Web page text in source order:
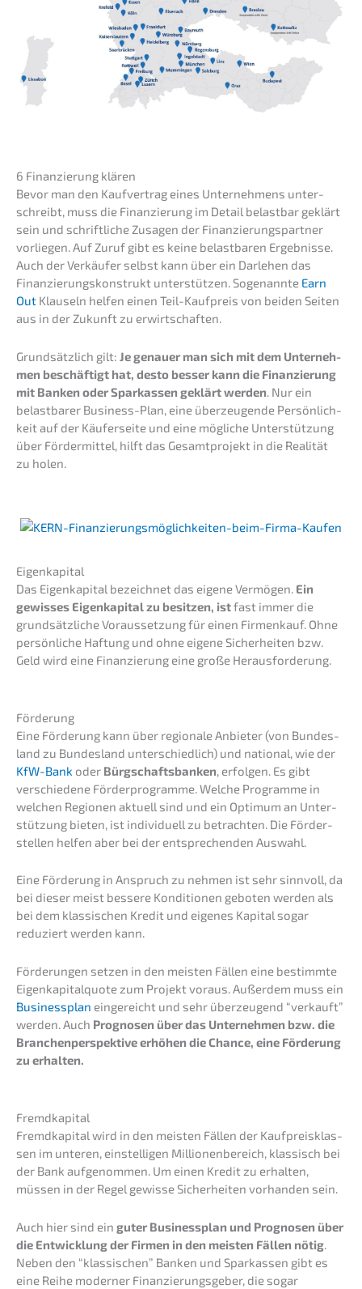
6 Finan­zie­rung klären
Bevor man den Kaufver­trag eines Unter­neh­mens unter­
schreibt, muss die Finan­zie­rung im Detail belast­bar geklärt
sein und schrift­li­che Zusagen der Finanz­ierungs­partner
vorlie­gen. Auf Zuruf gibt es keine belast­ba­ren Ergeb­nis­se.
Auch der Verkäu­fer selbst kann über ein Darle­hen das
Finan­zie­rungs­kon­strukt unter­stüt­zen. Sogenann­te Earn
Out Klauseln helfen einen Teil-Kaufpreis von beiden Seiten
aus in der Zukunft zu erwirtschaften.
Grund­sätz­lich gilt: Je genau­er man sich mit dem Unter­neh­
men beschäf­tigt hat, desto besser kann die Finan­zie­rung
mit Banken oder Sparkas­sen geklärt werden. Nur ein
belast­ba­rer Business-Plan, eine überzeu­gen­de Persön­lich­
keit auf der Käufer­sei­te und eine mögli­che Unter­stüt­zung
über Förder­mit­tel, hilft das Gesamt­pro­jekt in die Reali­tät
zu holen.
Eigen­ka­pi­tal
Das Eigen­ka­pi­tal bezeich­net das eigene Vermö­gen. Ein
gewis­ses Eigen­ka­pi­tal zu besit­zen, istfast immer die
grund­sätz­li­che Voraus­set­zung für einen Firmen­kauf. Ohne
persön­li­che Haftung und ohne eigene Sicher­hei­ten bzw.
Geld wird eine Finan­zie­rung eine große Herausforderung.
Förde­rung
Eine Förde­rung kann über regio­na­le Anbie­ter (von Bundes­
land zu Bundes­land unter­schied­lich) und natio­nal, wie der
KfW-Bank oder Bürgschafts­ban­ken , erfol­gen. Es gibt
verschie­de­ne Förder­pro­gram­me. Welche Program­me in
welchen Regio­nen aktuell sind und ein Optimum an Unter­
stüt­zung bieten, ist indivi­du­ell zu betrach­ten. Die Förder­
stel­len helfen aber bei der entspre­chen­den Auswahl.
Eine Förde­rung in Anspruch zu nehmen ist sehr sinnvoll, da
bei dieser meist besse­re Kondi­tio­nen geboten werden als
bei dem klassi­schen Kredit und eigenes Kapital sogar
reduziert werden kann.
Förde­run­gen setzen in den meisten Fällen eine bestimm­te
Eigen­ka­pi­tal­quo­te zum Projekt voraus. Außer­dem muss ein
Business­plan einge­reicht und sehr überzeu­gend “verkauft”
werden. Auch Progno­sen über das Unter­neh­men bzw. die
Branchen­per­spek­ti­ve erhöhen die Chance, eine Förde­rung
zu erhalten.
Fremd­ka­pi­tal
Fremd­ka­pi­tal wird in den meisten Fällen der Kaufpreis­klas­
sen im unteren, einstel­li­gen Millio­nen­be­reich, klassisch bei
der Bank aufge­nom­men. Um einen Kredit zu erhal­ten,
müssen in der Regel gewis­se Sicher­hei­ten vorhan­den sein.
Auch hier sind ein guter Business­plan und Progno­sen über
die Entwick­lung der Firmen in den meisten Fällen nötig
Neben den “klassi­schen” Banken und Sparkas­sen gibt es
eine Reihe moder­ner Finan­zie­rungs­ge­ber, die sogar